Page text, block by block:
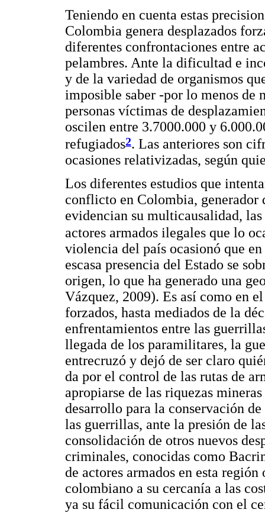
Teniendo en cuenta estas
Colombia genera desplazados
diferentes confrontaciones entre
pelambres. Ante la dificultad e
y de la variedad de organismos
imposible saber -por lo menos de
personas víctimas de
oscilen entre 3.7000.000 y
refugiados2. Las anteriores son
ocasiones relativizadas, según
Los diferentes estudios que
conflicto en Colombia, generador
evidencian su multicausalidad,
actores armados ilegales que lo
violencia del país ocasionó que
escasa presencia del Estado se
origen, lo que ha generado una
Vázquez, 2009). Es así como en
forzados, hasta mediados de la
enfrentamientos entre las
llegada de los paramilitares, la
entrecruzó y dejó de ser claro
da por el control de las rutas de
apropiarse de las riquezas
desarrollo para la conservación
las guerrillas, ante la presión de
consolidación de otros nuevos
criminales, conocidas como
de actores armados en esta
colombiano a su cercanía a las
ya su fácil comunicación con el